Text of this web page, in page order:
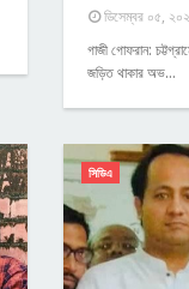
ডিসেম্বর ০৫,
গাজী গোফরান:
জড়িত থাকার অভ…
সিডিএ